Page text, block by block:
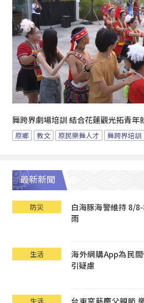
舞跨界劇場培訓 結合花蓮觀光拓青年
原鄉 教文 原民樂舞人才 舞跨界培訓
最新新聞
防災
白海豚海警維持 8/
雨
生活
海外網購App為民
引疑慮
生活